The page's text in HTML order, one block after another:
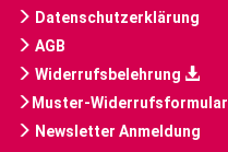
Datenschutzerklärung
AGB
Widerrufsbelehrung
Muster-Widerrufsformular
Newsletter Anmeldung